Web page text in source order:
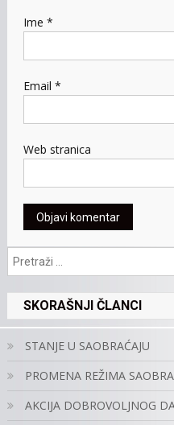
Ime *
Email *
Web stranica
SKORAŠNJI ČLANCI
STANJE U SAOBRAĆAJU
PROMENA REŽIMA
AKCIJA DOBROVOLJNOG